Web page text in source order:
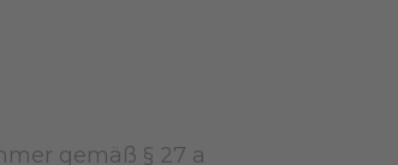
gemäß § 27 a